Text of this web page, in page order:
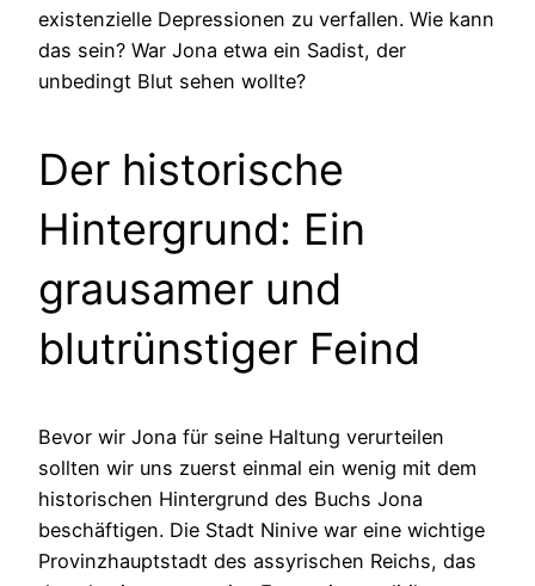
existenzielle Depressionen zu verfallen. Wie kann
das sein? War Jona etwa ein Sadist, der
unbedingt Blut sehen wollte?
Der historische
Hintergrund: Ein
grausamer und
blutrünstiger Feind
Bevor wir Jona für seine Haltung verurteilen
sollten wir uns zuerst einmal ein wenig mit dem
historischen Hintergrund des Buchs Jona
beschäftigen. Die Stadt Ninive war eine wichtige
Provinzhauptstadt des assyrischen Reichs, das